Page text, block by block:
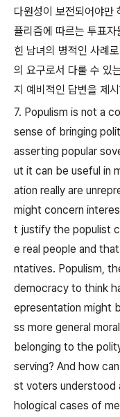
다원성이 보전되어야만
퓰리즘에 따르는 투표
힌 남녀의 병적인 사례
의 요구로서 다룰 수 있
지 예비적인 답변을 제
7. Populism is not a
sense of bringing
asserting popular
ut it can be useful in
ation really are
might concern
t justify the populist
e real people and
ntatives. Populism,
democracy to think
epresentation might
ss more general
belonging to the
serving? And how
st voters understood
hological cases of